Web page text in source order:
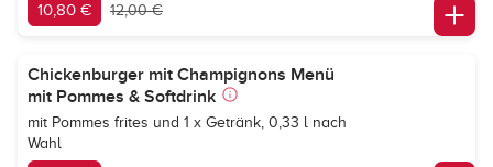
10,80 € 12,00 €
Chickenburger mit Champignons Menü
mit Pommes & Softdrink
mit Pommes frites und 1 x Getränk, 0,33 l nach
Wahl